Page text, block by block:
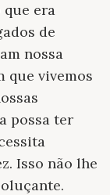
que era
de
nossa
que vivemos
possa ter
Isso não lhe